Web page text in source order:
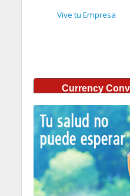
Vive tu Empresa
Currency